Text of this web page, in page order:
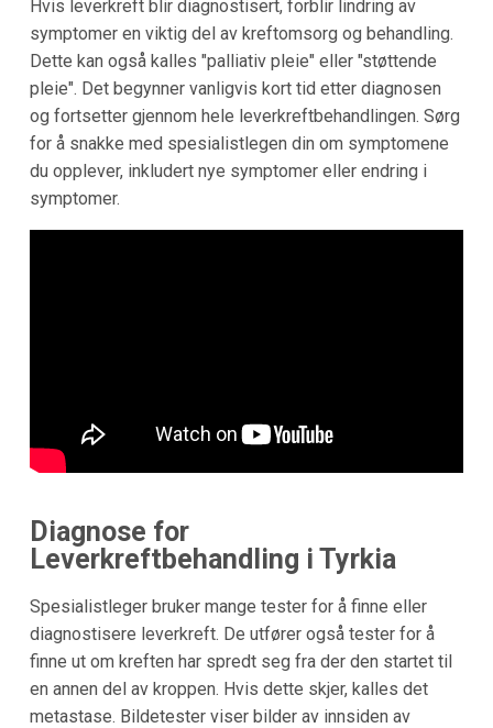
Hvis leverkreft blir diagnostisert, forblir lindring av
symptomer en viktig del av kreftomsorg og behandling.
Dette kan også kalles "palliativ pleie" eller "støttende
pleie". Det begynner vanligvis kort tid etter diagnosen
og fortsetter gjennom hele leverkreftbehandlingen. Sørg
for å snakke med spesialistlegen din om symptomene
du opplever, inkludert nye symptomer eller endring i
symptomer.
Diagnose for
Leverkreftbehandling i Tyrkia
Spesialistleger bruker mange tester for å finne eller
diagnostisere leverkreft. De utfører også tester for å
finne ut om kreften har spredt seg fra der den startet til
en annen del av kroppen. Hvis dette skjer, kalles det
metastase. Bildetester viser bilder av innsiden av